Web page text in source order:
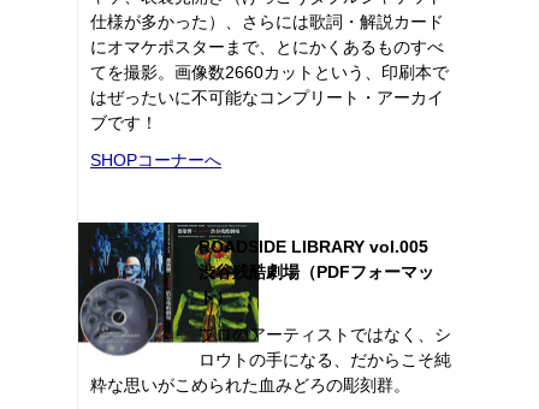
仕様が多かった）、さらには歌詞・解説カード
にオマケポスターまで、とにかくあるものすべ
てを撮影。画像数2660カットという、印刷本で
はぜったいに不可能なコンプリート・アーカイ
ブです！
SHOPコーナーへ
ROADSIDE LIBRARY vol.005
渋谷残酷劇場（PDFフォーマッ
ト）
プロのアーティストではなく、シ
ロウトの手になる、だからこそ純
粋な思いがこめられた血みどろの彫刻群。